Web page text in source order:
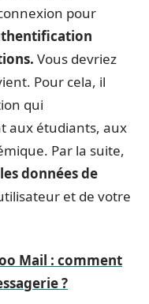
pour
Vous devriez
Pour cela, il
qui
aux étudiants, aux
Par la suite,
données de
et de votre
Mail : comment
?